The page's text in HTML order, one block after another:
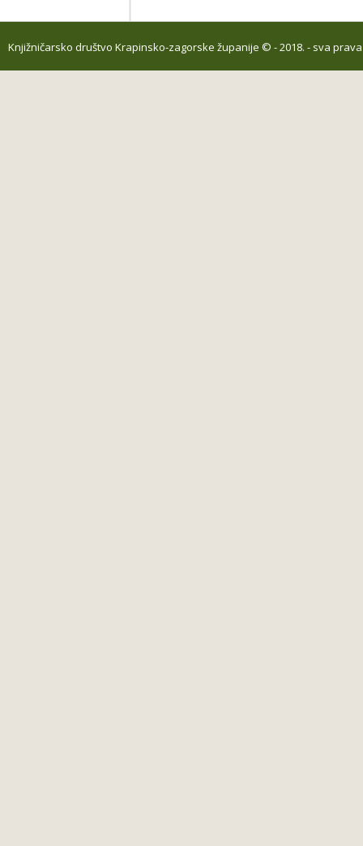
Knjižničarsko društvo Krapinsko-zagorske županije © - 2018. - sva